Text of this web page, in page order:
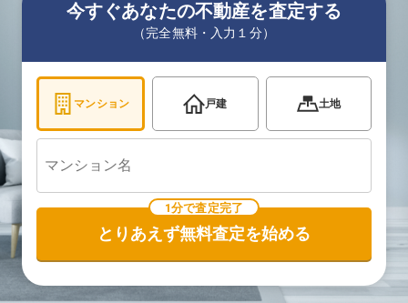
今すぐあなたの不動産を査定する
（完全無料・入力１分）
マンション 戸建 土地
1分で査定完了
とりあえず無料査定を始める